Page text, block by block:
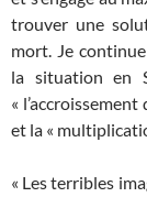
trouver une
mort. Je
la situation en
«
et la «
« Les terribles